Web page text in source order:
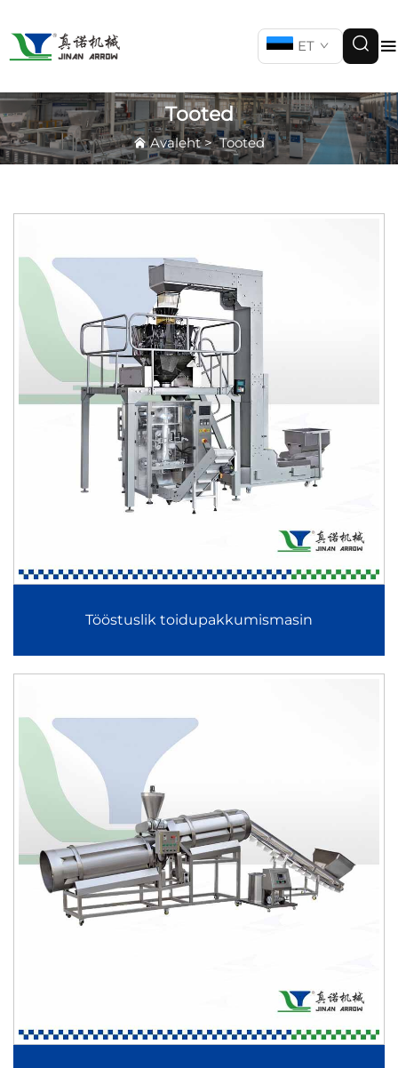
ET
Tooted
Avaleht>Tooted
Tööstuslik toidupakkumismasin